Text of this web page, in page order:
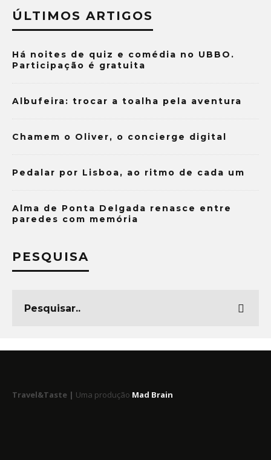
ÚLTIMOS ARTIGOS
Há noites de quiz e comédia no UBBO.
Participação é gratuita
Albufeira: trocar a toalha pela aventura
Chamem o Oliver, o concierge digital
Pedalar por Lisboa, ao ritmo de cada um
Alma de Ponta Delgada renasce entre
paredes com memória
PESQUISA
Travel&Taste | Uma produção Mad Brain